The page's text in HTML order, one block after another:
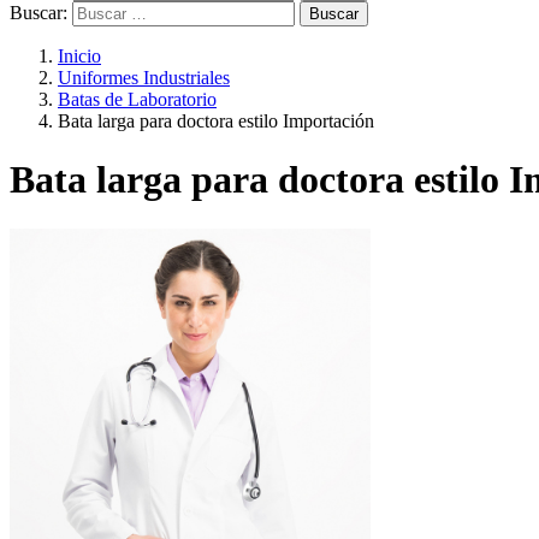
Buscar:
Inicio
Uniformes Industriales
Batas de Laboratorio
Bata larga para doctora estilo Importación
Bata larga para doctora estilo